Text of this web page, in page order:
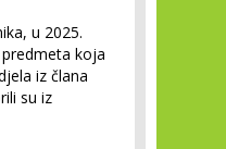
u 2025.
koja
iz člana
su iz